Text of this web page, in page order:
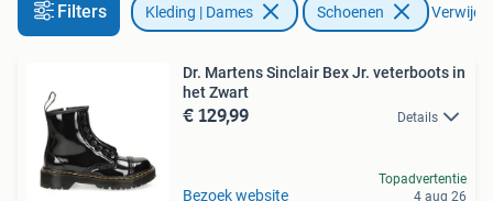
Filters Kleding | Dames Schoenen
Dr. Martens Sinclair Bex Jr. veterboots in
het Zwart
€ 129,99 Details
Bezoek website
Topadvertentie
4 aug 26